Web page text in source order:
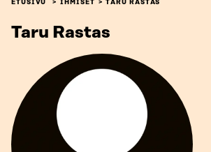
ETUSIVU IHMISET TARU RASTAS
Taru Rastas